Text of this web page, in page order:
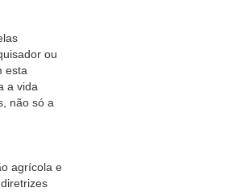
ou
esta
a vida
não só a
e